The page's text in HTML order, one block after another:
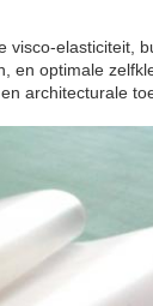
elasticiteit,
en optimale
architecturale